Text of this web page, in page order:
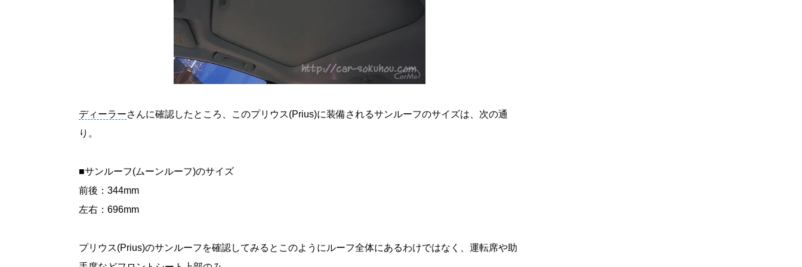
ディーラーさんに確認したところ、このプリウス(Prius)に装備されるサンルーフのサイズは、次の通
り。
■サンルーフ(ムーンルーフ)のサイズ
前後：344mm
左右：696mm
プリウス(Prius)のサンルーフを確認してみるとこのようにルーフ全体にあるわけではなく、運転席や助